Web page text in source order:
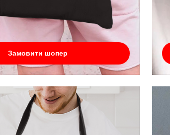
Замовити шопер